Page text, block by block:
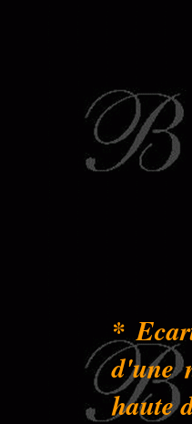
*
d'une
haute